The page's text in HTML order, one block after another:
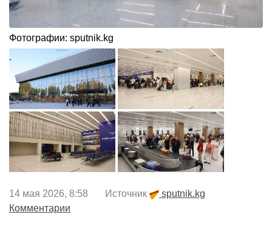
Фотографии: sputnik.kg
14 мая 2026, 8:58 Источник
sputnik.kg
Комментарии